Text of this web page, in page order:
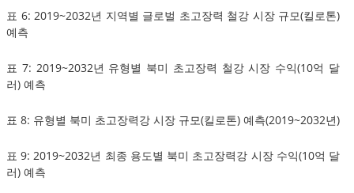
표 6: 2019~2032년 지역별 글로벌 초고장력 철강 시장 규모(킬로톤)
예측
표 7: 2019~2032년 유형별 북미 초고장력 철강 시장 수익(10억 달
러) 예측
표 8: 유형별 북미 초고장력강 시장 규모(킬로톤) 예측(2019~2032년)
표 9: 2019~2032년 최종 용도별 북미 초고장력강 시장 수익(10억 달
러) 예측